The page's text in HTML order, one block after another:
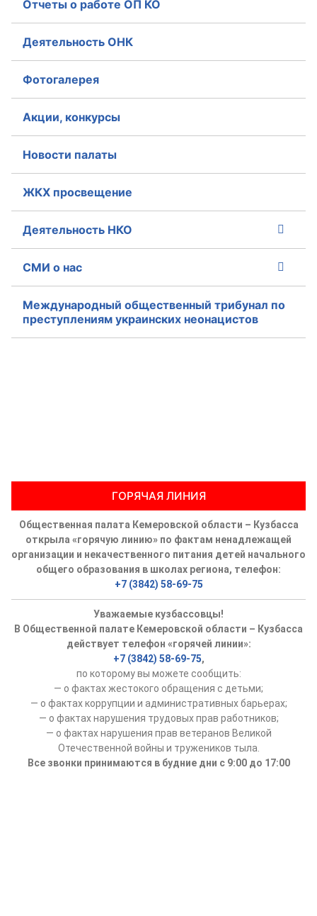
Отчеты о работе ОП КО
Деятельность ОНК
Фотогалерея
Акции, конкурсы
Новости палаты
ЖКХ просвещение
Деятельность НКО
СМИ о нас
Международный общественный трибунал по
преступлениям украинских неонацистов
ГОРЯЧАЯ ЛИНИЯ
Общественная палата Кемеровской области – Кузбасса
открыла «горячую линию» по фактам ненадлежащей
организации и некачественного питания детей начального
общего образования в школах региона, телефон:
+7 (3842) 58-69-75
Уважаемые кузбассовцы!
В Общественной палате Кемеровской области – Кузбасса
действует телефон «горячей линии»:
+7 (3842) 58-69-75,
по которому вы можете сообщить:
— о фактах жестокого обращения с детьми;
— о фактах коррупции и административных барьерах;
— о фактах нарушения трудовых прав работников;
— о фактах нарушения прав ветеранов Великой
Отечественной войны и тружеников тыла.
Все звонки принимаются в будние дни с 9:00 до 17:00